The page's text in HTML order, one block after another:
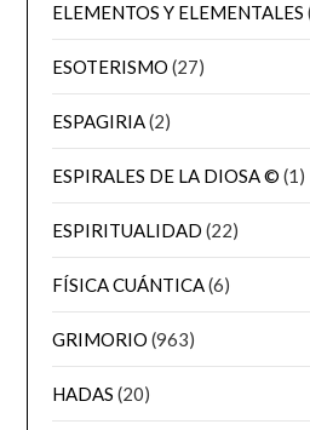
ELEMENTOS Y ELEMENTALES
ESOTERISMO (27)
ESPAGIRIA(2)
ESPIRALES DE LA DIOSA © (1)
ESPIRITUALIDAD (22)
FÍSICA CUÁNTICA(6)
GRIMORIO (963)
HADAS (20)